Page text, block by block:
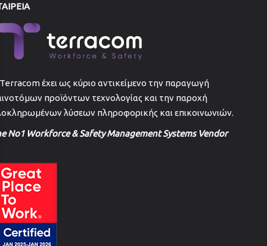
έχει ως κύριο αντικείμενο την παραγωγή
προϊόντων τεχνολογίας και την παροχή
λύσεων πληροφορικής και επικοινωνιών.
No1 Workforce & Safety Management Systems Vendor